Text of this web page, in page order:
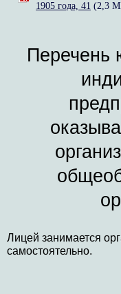
1905 года, 41 (2,3
Перечень
Лицей занимается
самостоятельно.